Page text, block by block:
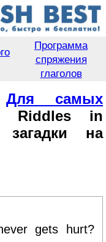
Программа
спряжения
глаголов
Для самых
in
на
gets hurt?